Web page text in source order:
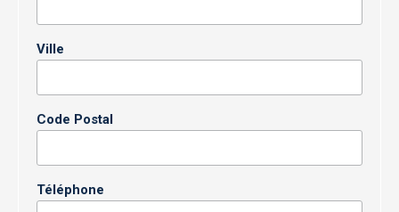
Ville
Code Postal
Téléphone